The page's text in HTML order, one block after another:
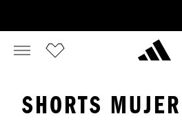
SHORTS MUJER